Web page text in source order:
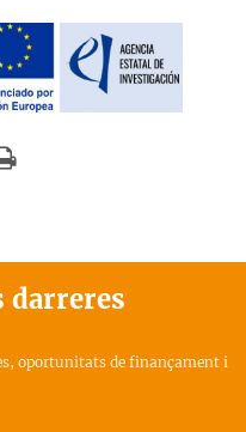
darreres
oportunitats de finançament i